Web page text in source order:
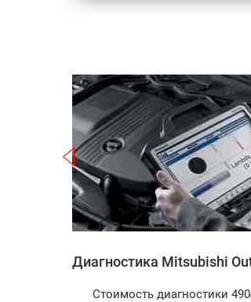
Диагностика Mitsubishi
Стоимость диагностики